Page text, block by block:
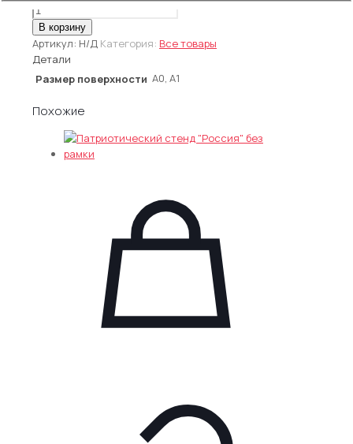
Количество
товара
Напольные
стенды
из
хромированного
профиля
В корзину
Артикул: Н/Д Категория: Все товары
Детали
Размер поверхности А0, А1
Похожие